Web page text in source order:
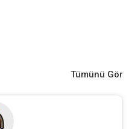
Tümünü Gör